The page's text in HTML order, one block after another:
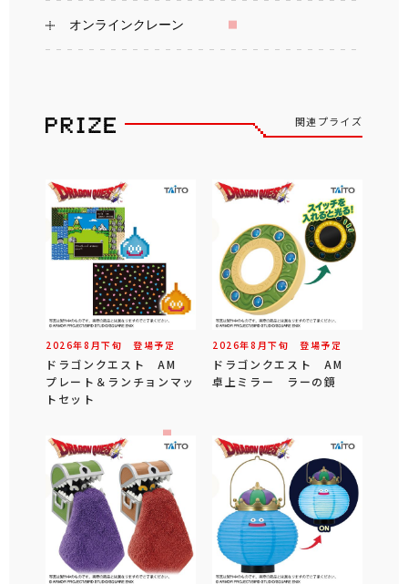
オンラインクレーン
関連プライズ
2026年8 月下旬 登場予定
ドラゴンクエスト AM
プレート＆ランチョンマッ
トセット
2026年8 月下旬 登場予定
ドラゴンクエスト AM
卓上ミラー ラーの鏡